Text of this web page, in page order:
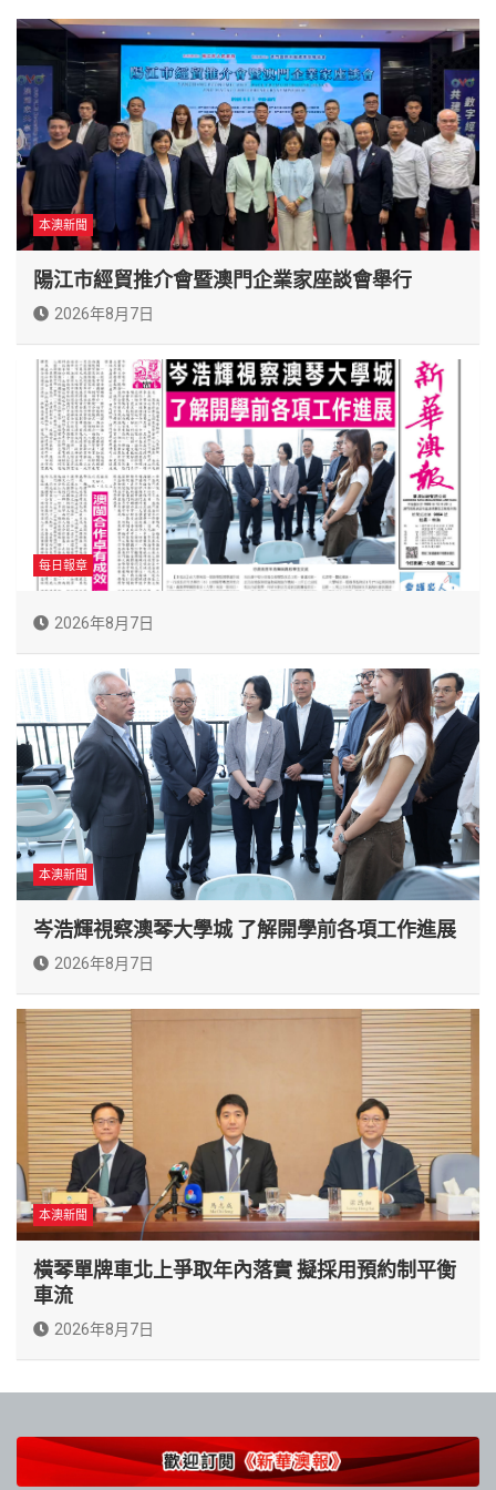
本澳新聞
陽江市經貿推介會暨澳門企業家座談會舉行
2026年8月7日
每日報章
2026年8月7日
本澳新聞
岑浩輝視察澳琴大學城 了解開學前各項工作進展
2026年8月7日
本澳新聞
橫琴單牌車北上爭取年內落實 擬採用預約制平衡
車流
2026年8月7日